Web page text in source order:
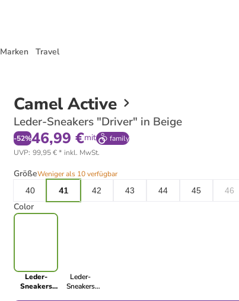
Marken Travel
Camel Active
Leder-Sneakers "Driver" in Beige
-52%46,99 €mit
family
UVP: 99,95 €* inkl. MwSt.
GrößeWeniger als 10 verfügbar
40
41 42 43 44 45 46
Color
Leder-
Sneakers
Leder-
Sneakers